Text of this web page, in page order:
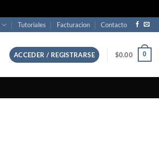
Tutoriales Facturacion Contacto
ACCEDER / REGISTRARSE $0.00 0